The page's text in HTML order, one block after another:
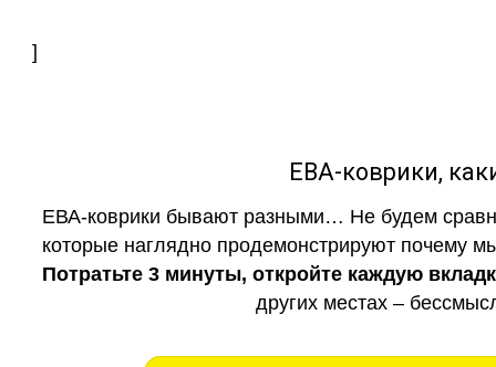
]
ЕВА-коврики,
ЕВА-коврики бывают разными… Не будем
которые наглядно продемонстрируют почему
Потратьте 3 минуты, откройте каждую
других местах –